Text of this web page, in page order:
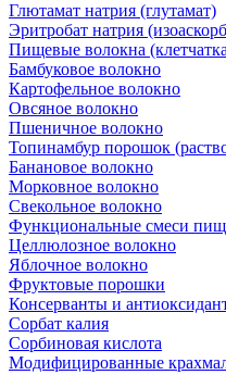
Глютамат натрия (глутамат)
Эритробат натрия
Пищевые волокна
Бамбуковое волокно
Картофельное волокно
Овсяное волокно
Пшеничное волокно
Топинамбур порошок
Банановое волокно
Морковное волокно
Свекольное волокно
Функциональные смеси
Целлюлозное волокно
Яблочное волокно
Фруктовые порошки
Консерванты и
Сорбат калия
Сорбиновая кислота
Модифицированные